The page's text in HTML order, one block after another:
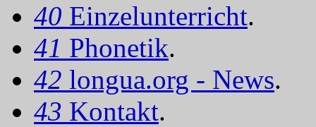
40 Einzelunterricht.
41 Phonetik.
42 longua.org - News.
43 Kontakt.